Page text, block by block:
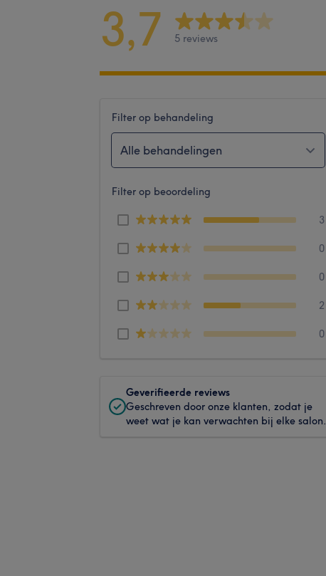
3,7 5 reviews
Filter op behandeling
Alle behandelingen
Filter op beoordeling
3
0
0
2
0
Geverifieerde reviews
Geschreven door onze klanten, zodat je
weet wat je kan verwachten bij elke salon.